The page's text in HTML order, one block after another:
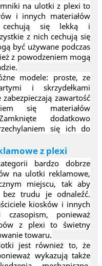
na ulotki z plexi to
i innych materiałów
cechują się lekką i
z nich cechują się
być używane podczas
z powodzeniem mogą
modele: proste, ze
i skrzydełkami
zawartość
się materiałów
dodatkowo
się ich do
z plexi
bardzo dobrze
na ulotki reklamowe,
miejscu, tak aby
bez trudu je odnaleźć.
kiosków i innych
ponieważ
z plexi to świetny
towaru.
jest również to, że
wykazują także